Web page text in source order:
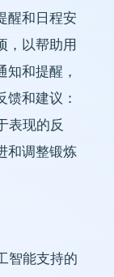
醒和日程安
，以帮助用
知和提醒，
馈和建议：
表现的反
和调整锻炼
智能支持的